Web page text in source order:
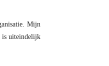
Mijn
is uiteindelijk